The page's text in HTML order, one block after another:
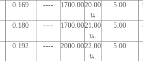
0.169 ---- 1700.0020.00
น
5.00
0.180 ---- 1700.0021.00
น.
5.00
0.192 ---- 2000.0022.00
น.
5.00